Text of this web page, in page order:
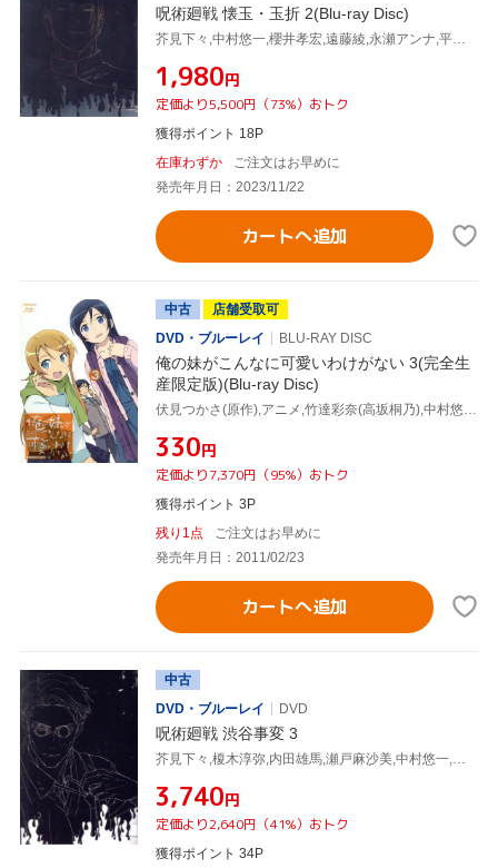
呪術廻戦 懐玉・玉折 2(Blu-ray Disc)
芥見下々,中村悠一,櫻井孝宏,遠藤綾,永瀬アンナ,平松禎史,小磯沙矢香,照井順政
¥1,980円
定価より5,500円（73%）おトク
獲得ポイント 18P
在庫わずか
ご注文はお早めに
発売年月日：2023/11/22
カートへ追加
中古
店舗受取可
DVD・ブルーレイ
BLU-RAY DISC
俺の妹がこんなに可愛いわけがない 3(完全生
産限定版)(Blu-ray Disc)
¥330円
定価より7,370円（95%）おトク
獲得ポイント 3P
残り1点
ご注文はお早めに
発売年月日：2011/02/23
カートへ追加
中古
DVD・ブルーレイ
DVD
呪術廻戦 渋谷事変 3
¥3,740円
定価より2,640円（41%）おトク
獲得ポイント 34P